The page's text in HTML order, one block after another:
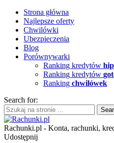
Strona główna
Najlepsze oferty
Chwilówki
Ubezpieczenia
Blog
Porównywarki
Ranking kredytów
Ranking kredytów
Ranking chwilówek
Search for:
Rachunki.pl - Konta, rachunki,
Udostępnij